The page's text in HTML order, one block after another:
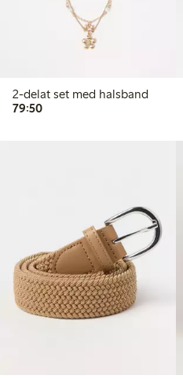
2-delat set med halsband
79:5079,50 kr